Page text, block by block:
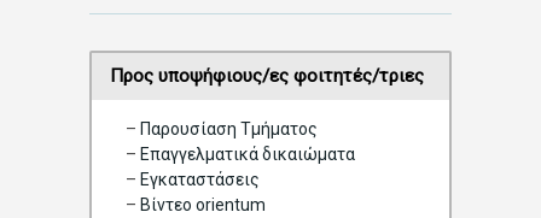
Προς υποψήφιους/ες φοιτητές/τριες
– Παρουσίαση Τμήματος
– Επαγγελματικά δικαιώματα
– Eγκαταστάσεις
– Βίντεο orientum